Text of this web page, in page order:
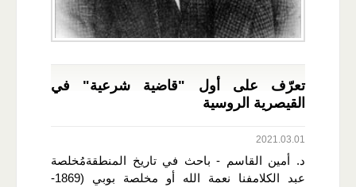
تعرّف على أول "قاضية شرعية" في
القيصرية الروسية
2021.03.01
د. أمين القاسم - باحث في تاريخ المنطقةمُخلصة
عبد الكلامفنا نعمة الله أو مخلصة بوبي (1869-